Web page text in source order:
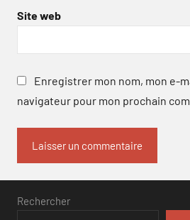
Site web
Enregistrer mon nom, mon e-
navigateur pour mon prochain
Rechercher